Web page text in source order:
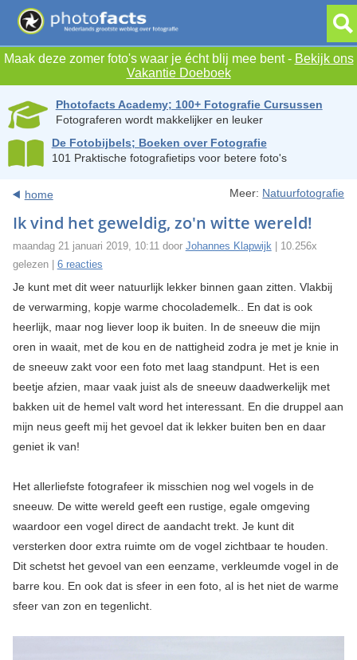
Maak deze zomer foto's waar je écht blij mee bent - Bekijk ons
Vakantie Doeboek
Photofacts Academy; 100+ Fotografie Cursussen
Fotograferen wordt makkelijker en leuker
De Fotobijbels; Boeken over Fotografie
101 Praktische fotografietips voor betere foto's
home Meer: Natuurfotografie
Ik vind het geweldig, zo'n witte wereld!
maandag 21 januari 2019, 10:11 door Johannes Klapwijk| 10.256x
gelezen | 6 reacties
Je kunt met dit weer natuurlijk lekker binnen gaan zitten. Vlakbij
de verwarming, kopje warme chocolademelk.. En dat is ook
heerlijk, maar nog liever loop ik buiten. In de sneeuw die mijn
oren in waait, met de kou en de nattigheid zodra je met je knie in
de sneeuw zakt voor een foto met laag standpunt. Het is een
beetje afzien, maar vaak juist als de sneeuw daadwerkelijk met
bakken uit de hemel valt word het interessant. En die druppel aan
mijn neus geeft mij het gevoel dat ik lekker buiten ben en daar
geniet ik van!
Het allerliefste fotografeer ik misschien nog wel vogels in de
sneeuw. De witte wereld geeft een rustige, egale omgeving
waardoor een vogel direct de aandacht trekt. Je kunt dit
versterken door extra ruimte om de vogel zichtbaar te houden.
Dit schetst het gevoel van een eenzame, verkleumde vogel in de
barre kou. En ook dat is sfeer in een foto, al is het niet de warme
sfeer van zon en tegenlicht.